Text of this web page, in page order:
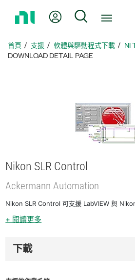
頁
我的帳號 搜尋
首頁 支援 軟體與驅動程式下載
NI
DOWNLOAD DETAIL PAGE
Nikon SLR Control
Ackermann Automation
Nikon SLR Control 可支援 LabVIEW 與
+ 閱讀更多
下載